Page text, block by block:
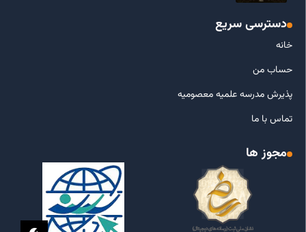
دسترسی سریع
خانه
حساب من
پذیرش مدرسه علمیه معصومیه
تماس با ما
مجوز ها